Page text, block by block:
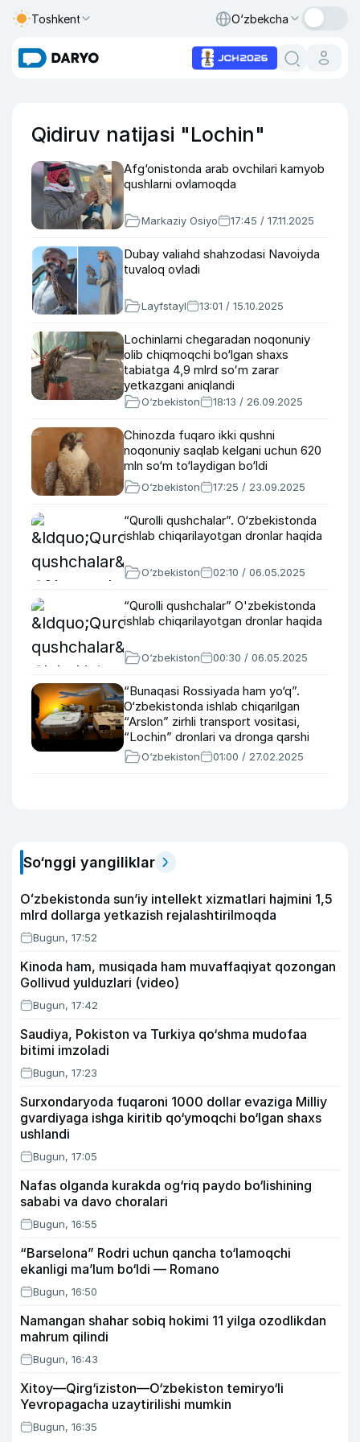
Toshkent O‘zbekcha
Qidiruv natijasi "Lochin"
Afg‘onistonda arab ovchilari kamyob
qushlarni ovlamoqda
Markaziy Osiyo 17:45 / 17.11.2025
Dubay valiahd shahzodasi Navoiyda
tuvaloq ovladi
Layfstayl 13:01 / 15.10.2025
Lochinlarni chegaradan noqonuniy
olib chiqmoqchi bo‘lgan shaxs
tabiatga 4,9 mlrd soʻm zarar
yetkazgani aniqlandi
O‘zbekiston 18:13 / 26.09.2025
Chinozda fuqaro ikki qushni
noqonuniy saqlab kelgani uchun 620
mln so‘m to‘laydigan bo‘ldi
O‘zbekiston 17:25 / 23.09.2025
“Qurolli qushchalar”. O‘zbekistonda
ishlab chiqarilayotgan dronlar haqida
O‘zbekiston 02:10 / 06.05.2025
“Qurolli qushchalar” O'zbekistonda
ishlab chiqarilayotgan dronlar haqida
O‘zbekiston 00:30 / 06.05.2025
“Bunaqasi Rossiyada ham yo‘q”.
O‘zbekistonda ishlab chiqarilgan
“Arslon” zirhli transport vositasi,
“Lochin” dronlari va dronga qarshi
qurollar haqida
O‘zbekiston 01:00 / 27.02.2025
So‘nggi yangiliklar
Oʻzbekistonda sunʼiy intellekt xizmatlari hajmini 1,5
mlrd dollarga yetkazish rejalashtirilmoqda
Bugun, 17:52
Kinoda ham, musiqada ham muvaffaqiyat qozongan
Gollivud yulduzlari (video)
Bugun, 17:42
Saudiya, Pokiston va Turkiya qo‘shma mudofaa
bitimi imzoladi
Bugun, 17:23
Surxondaryoda fuqaroni 1000 dollar evaziga Milliy
gvardiyaga ishga kiritib qo‘ymoqchi bo‘lgan shaxs
ushlandi
Bugun, 17:05
Nafas olganda kurakda og‘riq paydo bo‘lishining
sababi va davo choralari
Bugun, 16:55
“Barselona” Rodri uchun qancha to‘lamoqchi
ekanligi ma’lum bo‘ldi — Romano
Bugun, 16:50
Namangan shahar sobiq hokimi 11 yilga ozodlikdan
mahrum qilindi
Bugun, 16:43
Xitoy—Qirg‘iziston—O‘zbekiston temiryo‘li
Yevropagacha uzaytirilishi mumkin
Bugun, 16:35